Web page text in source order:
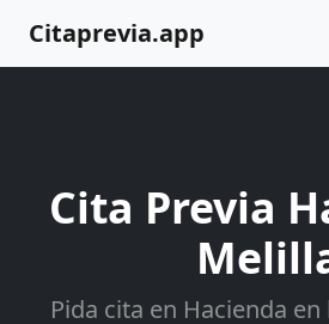
Citaprevia.app
Cita Previa
Pida cita en Hacienda